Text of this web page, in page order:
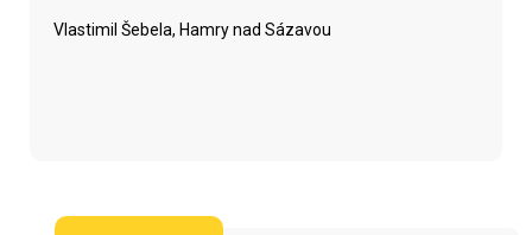
Vlastimil Šebela, Hamry nad Sázavou